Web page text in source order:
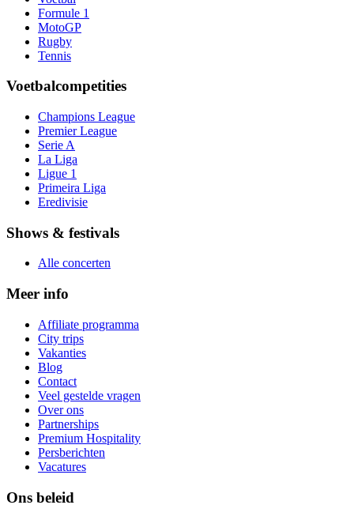
Formule 1
MotoGP
Rugby
Tennis
Voetbalcompetities
Champions League
Premier League
Serie A
La Liga
Ligue 1
Primeira Liga
Eredivisie
Shows & festivals
Alle concerten
Meer info
Affiliate programma
City trips
Vakanties
Blog
Contact
Veel gestelde vragen
Over ons
Partnerships
Premium Hospitality
Persberichten
Vacatures
Ons beleid